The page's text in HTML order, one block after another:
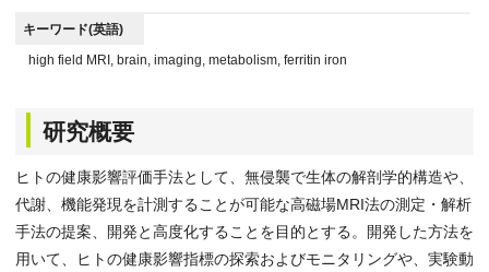
キーワード(英語)
high field MRI, brain, imaging, metabolism, ferritin iron
研究概要
ヒトの健康影響評価手法として、無侵襲で生体の解剖学的構造や、
代謝、機能発現を計測することが可能な高磁場MRI法の測定・解析
手法の提案、開発と高度化することを目的とする。開発した方法を
用いて、ヒトの健康影響指標の探索およびモニタリングや、実験動